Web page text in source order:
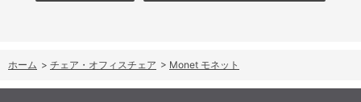
ホーム > チェア・オフィスチェア > Monet モネット